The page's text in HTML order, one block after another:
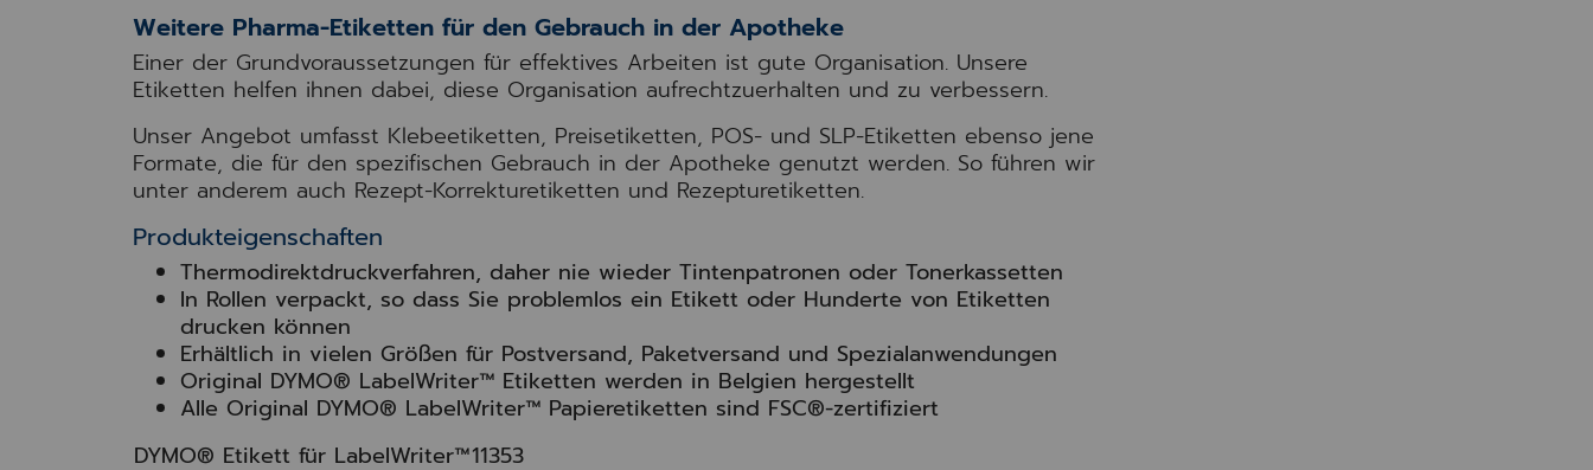
Weitere Pharma-Etiketten für den Gebrauch in der Apotheke
Einer der Grundvoraussetzungen für effektives Arbeiten ist gute Organisation. Unsere
Etiketten helfen ihnen dabei, diese Organisation aufrechtzuerhalten und zu verbessern.
Unser Angebot umfasst Klebeetiketten, Preisetiketten, POS- und SLP-Etiketten ebenso jene
Formate, die für den spezifischen Gebrauch in der Apotheke genutzt werden. So führen wir
unter anderem auch Rezept-Korrekturetiketten und Rezepturetiketten.
Produkteigenschaften
Thermodirektdruckverfahren, daher nie wieder Tintenpatronen oder Tonerkassetten
In Rollen verpackt, so dass Sie problemlos ein Etikett oder Hunderte von Etiketten
drucken können
Erhältlich in vielen Größen für Postversand, Paketversand und Spezialanwendungen
Original DYMO® LabelWriter™ Etiketten werden in Belgien hergestellt
Alle Original DYMO® LabelWriter™ Papieretiketten sind FSC®-zertifiziert
DYMO® Etikett für LabelWriter™11353